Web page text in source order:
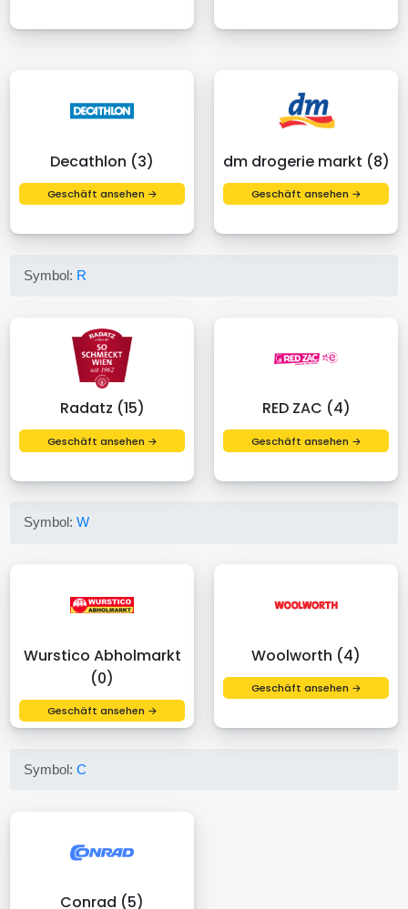
Decathlon (3)
Geschäft ansehen →
dm drogerie markt (8)
Geschäft ansehen →
Symbol: R
Radatz (15)
Geschäft ansehen →
RED ZAC (4)
Geschäft ansehen →
Symbol:W
Wurstico Abholmarkt
(0)
Geschäft ansehen →
Woolworth (4)
Geschäft ansehen →
Symbol:C
Conrad (5)